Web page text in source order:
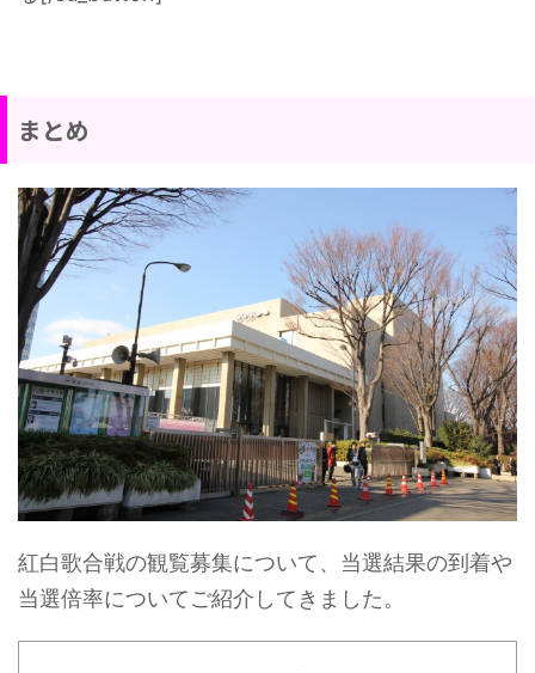
まとめ
紅白歌合戦の観覧募集について、当選結果の到着や
当選倍率についてご紹介してきました。